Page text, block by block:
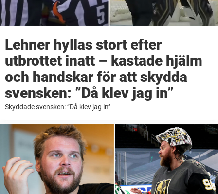
Lehner hyllas stort efter
utbrottet inatt – kastade hjälm
och handskar för att skydda
svensken: ”Då klev jag in”
Skyddade svensken: ”Då klev jag in”